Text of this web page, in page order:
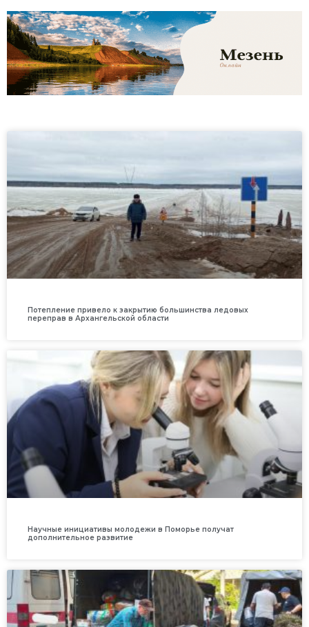
Потепление привело к закрытию большинства ледовых
переправ в Архангельской области
Научные инициативы молодежи в Поморье получат
дополнительное развитие